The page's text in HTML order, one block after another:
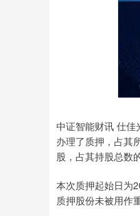
中证智能财讯 仕
办理了质押，占其
股，占其持股总数
本次质押起始日为
质押股份未被用作
深